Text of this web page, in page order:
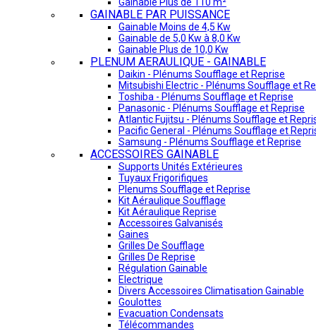
GAINABLE PAR PUISSANCE
Gainable Moins de 4,5 Kw
Gainable de 5,0 Kw à 8,0 Kw
Gainable Plus de 10,0 Kw
PLENUM AERAULIQUE - GAINABLE
Daikin - Plénums Soufflage et Reprise
Mitsubishi Electric - Plénums Soufflage et
Toshiba - Plénums Soufflage et Reprise
Panasonic - Plénums Soufflage et Reprise
Atlantic Fujitsu - Plénums Soufflage et
Pacific General - Plénums Soufflage et
Samsung - Plénums Soufflage et Reprise
ACCESSOIRES GAINABLE
Supports Unités Extérieures
Tuyaux Frigorifiques
Plenums Soufflage et Reprise
Kit Aéraulique Soufflage
Kit Aéraulique Reprise
Accessoires Galvanisés
Gaines
Grilles De Soufflage
Grilles De Reprise
Régulation Gainable
Electrique
Divers Accessoires Climatisation Gainable
Goulottes
Evacuation Condensats
Télécommandes